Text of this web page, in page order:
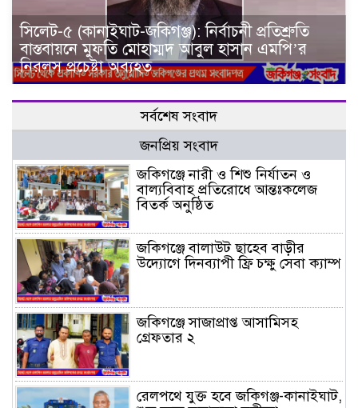
সিলেট-৫ (কানাইঘাট-জকিগঞ্জ): নির্বাচনী প্রতিশ্রুতি
বাস্তবায়নে মুফতি মোহাম্মদ আবুল হাসান এমপি’র
নিরলস প্রচেষ্টা অব্যহত
সর্বশেষ সংবাদ
জনপ্রিয় সংবাদ
জকিগঞ্জে নারী ও শিশু নির্যাতন ও
বাল্যবিবাহ প্রতিরোধে আন্তঃকলেজ
বিতর্ক অনুষ্ঠিত
জকিগঞ্জে বালাউট ছাহেব বাড়ীর
উদ্যোগে দিনব্যাপী ফ্রি চক্ষু সেবা ক্যাম্প
জকিগঞ্জে সাজাপ্রাপ্ত আসামিসহ
গ্রেফতার ২
রেলপথে যুক্ত হবে জকিগঞ্জ-কানাইঘাট,